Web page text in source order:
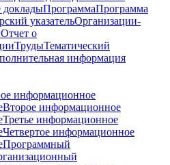
докладыПрограммаПрограмма
указательОрганизации-
Отчет о
ТрудыТематический
информация
информационное
Второе информационное
Третье информационное
Четвертое информационное
Программный